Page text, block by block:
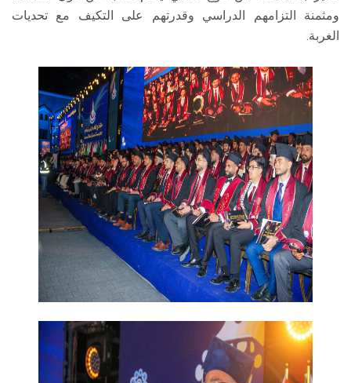
ومثمنة التزامهم الدراسي وقدرتهم على التكيف مع تحديات
الغربة.